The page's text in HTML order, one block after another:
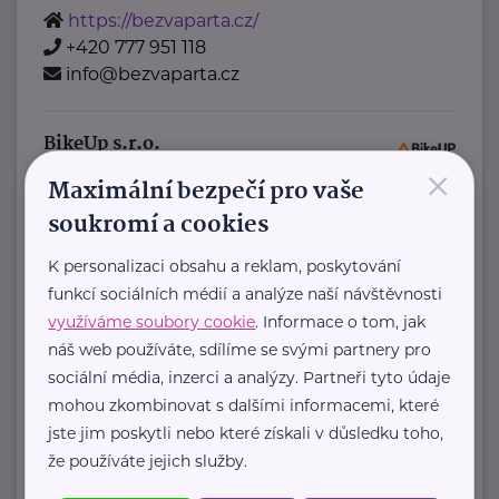
https://bezvaparta.cz/
+420 777 951 118
info@bezvaparta.cz
BikeUp s.r.o.
Stehlíkova 1233 Slaný 1
Jsme BikeUP
kolech!
Místo neustálého nakupování nových
kol ...
https://bikeup.rent/cs
hello@bikeup.rent
×
Maximální bezpečí pro vaše
soukromí a cookies
K personalizaci obsahu a reklam, poskytování
funkcí sociálních médií a analýze naší návštěvnosti
využíváme soubory cookie. Informace o tom, jak
náš web používáte, sdílíme se svými partnery pro
sociální média, inzerci a analýzy. Partneři tyto údaje
mohou zkombinovat s dalšími informacemi, které
jste jim poskytli nebo které získali v důsledku toho,
že používáte jejich služby.